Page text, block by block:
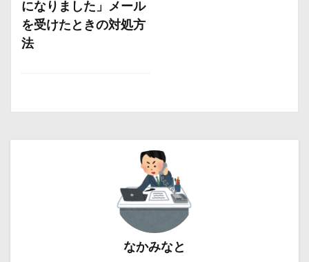
になりました」メール
を受けたときの対処方
法
なかみなと